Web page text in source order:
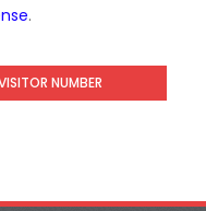
.
NUMBER